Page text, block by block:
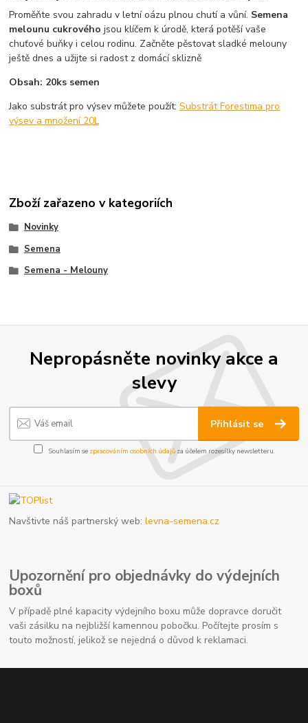
Proměňte svou zahradu v letní oázu plnou chutí a vůní. Semena
melounu cukrového jsou klíčem k úrodě, která potěší vaše
chuťové buňky i celou rodinu. Začněte pěstovat sladké melouny
ještě dnes a užijte si radost z domácí sklizně
Obsah: 20ks semen
Jako substrát pro výsev můžete použít:Substrát Forestima pro
výsev a množení 20L
Zboží zařazeno v kategoriích
Novinky
Semena
Semena - Melouny
Nepropásněte novinky akce a
slevy
Přihlásit se
Souhlasím se zpracováním osobních údajůza účelem rozesílky newsletteru.
Navštivte náš partnerský web:levna-semena.cz
Upozornění pro objednávky do výdejních
boxů
V případě plné kapacity výdejního boxu může dopravce doručit
vaši zásilku na nejbližší kamennou pobočku. Počítejte prosím s
touto možností, jelikož se nejedná o důvod k reklamaci.